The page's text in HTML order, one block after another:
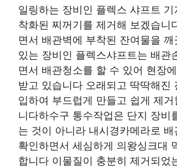
일링하는 장비인 플렉스 샤프트
착화된 찌꺼기를 제거해 보겠습니
면서 배관벽에 부착된 잔여물을
있는 장비인 플렉스샤프트는 배관
면서 배관청소를 할 수 있어 현장
받고 있습니다 오래되고 딱딱해진
입하여 부드럽게 만들고 쉽게 제
니다하수구 통수작업은 단지 장비
는 것이 아니라 내시경카메라로
확인하면서 세심하게 의왕싱크대
합니다 이물질이 충분히 제거되었